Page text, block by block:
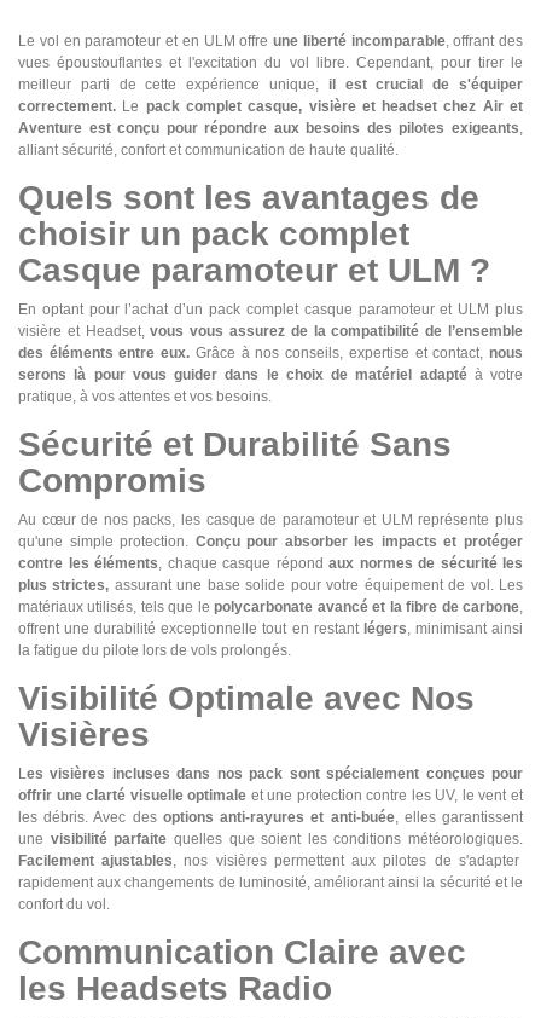
Le vol en paramoteur et en ULM offre une liberté incomparable, offrant des
vues époustouflantes et l'excitation du vol libre. Cependant, pour tirer le
meilleur parti de cette expérience unique, il est crucial de s'équiper
correctement. Le pack complet casque, visière et headset chez Air et
Aventure est conçu pour répondre aux besoins des pilotes exigeants,
alliant sécurité, confort et communication de haute qualité.
Quels sont les avantages de
choisir un pack complet
Casque paramoteur et ULM ?
En optant pour l’achat d’un pack complet casque paramoteur et ULM plus
visière et Headset,vous vous assurez de la compatibilité de l’ensemble
des éléments entre eux. Grâce à nos conseils, expertise et contact,nous
serons là pour vous guider dans le choix de matériel adaptéà votre
pratique, à vos attentes et vos besoins.
Sécurité et Durabilité Sans
Compromis
Au cœur de nos packs, les casque de paramoteur et ULM représente plus
qu'une simple protection. Conçu pour absorber les impacts et protéger
contre les éléments, chaque casque répond aux normes de sécurité les
plus strictes, assurant une base solide pour votre équipement de vol. Les
matériaux utilisés, tels que lepolycarbonate avancé et la fibre de carbone,
offrent une durabilité exceptionnelle tout en restant légers, minimisant ainsi
la fatigue du pilote lors de vols prolongés.
Visibilité Optimale avec Nos
Visières
Les visières incluses dans nos pack sont spécialement conçues pour
offrir une clarté visuelle optimale et une protection contre les UV, le vent et
les débris. Avec des options anti-rayures et anti-buée, elles garantissent
une visibilité parfaite quelles que soient les conditions météorologiques.
Facilement ajustables, nos visières permettent aux pilotes de s'adapter
rapidement aux changements de luminosité, améliorant ainsi la sécurité et le
confort du vol.
Communication Claire avec
les Headsets Radio